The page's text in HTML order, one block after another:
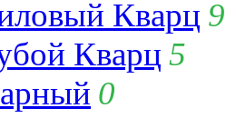
Кварц 9
Кварц 5
0